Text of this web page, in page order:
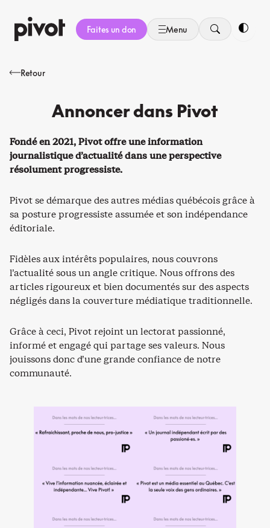
au
contenu
Faites un don Menu
Retour
Annoncer dans Pivot
Fondé en 2021, Pivot offre une information
journalistique d’actualité dans une perspective
résolument progressiste.
Pivot se démarque des autres médias québécois grâce à
sa posture progressiste assumée et son indépendance
éditoriale.
Fidèles aux intérêts populaires, nous couvrons
l’actualité sous un angle critique. Nous offrons des
articles rigoureux et bien documentés sur des aspects
négligés dans la couverture médiatique traditionnelle.
Grâce à ceci, Pivot rejoint un lectorat passionné,
informé et engagé qui partage ses valeurs. Nous
jouissons donc d’une grande confiance de notre
communauté.